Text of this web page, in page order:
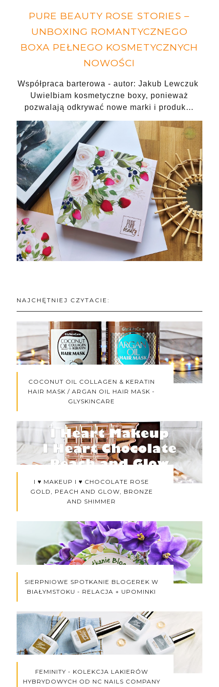
PURE BEAUTY ROSE STORIES –
UNBOXING ROMANTYCZNEGO
BOXA PEŁNEGO KOSMETYCZNYCH
NOWOŚCI
Współpraca barterowa - autor: Jakub Lewczuk
Uwielbiam kosmetyczne boxy, ponieważ
pozwalają odkrywać nowe marki i produk…
NAJCHĘTNIEJ CZYTACIE:
COCONUT OIL COLLAGEN & KERATIN
HAIR MASK / ARGAN OIL HAIR MASK -
GLYSKINCARE
I ♥ MAKEUP I ♥ CHOCOLATE ROSE
GOLD, PEACH AND GLOW, BRONZE
AND SHIMMER
SIERPNIOWE SPOTKANIE BLOGEREK W
BIAŁYMSTOKU - RELACJA + UPOMINKI
FEMINITY - KOLEKCJA LAKIERÓW
HYBRYDOWYCH OD NC NAILS COMPANY